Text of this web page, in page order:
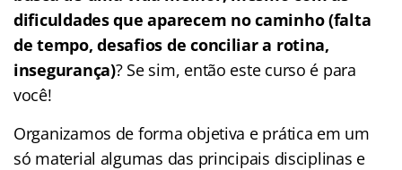
dificuldades que aparecem no caminho (falta
de tempo, desafios de conciliar a rotina,
insegurança)? Se sim, então este curso é para
você!
Organizamos de forma objetiva e prática em um
só material algumas das principais disciplinas e